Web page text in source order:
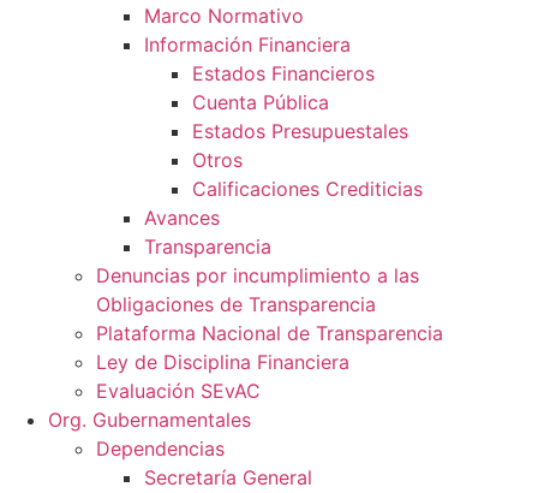
Marco Normativo
Información Financiera
Estados Financieros
Cuenta Pública
Estados Presupuestales
Otros
Calificaciones Crediticias
Avances
Transparencia
Denuncias por incumplimiento a las
Obligaciones de Transparencia
Plataforma Nacional de Transparencia
Ley de Disciplina Financiera
Evaluación SEvAC
Org. Gubernamentales
Dependencias
Secretaría General